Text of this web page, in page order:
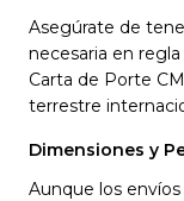
Asegúrate de
necesaria en
Carta de Porte
terrestre
Dimensiones y
Aunque los